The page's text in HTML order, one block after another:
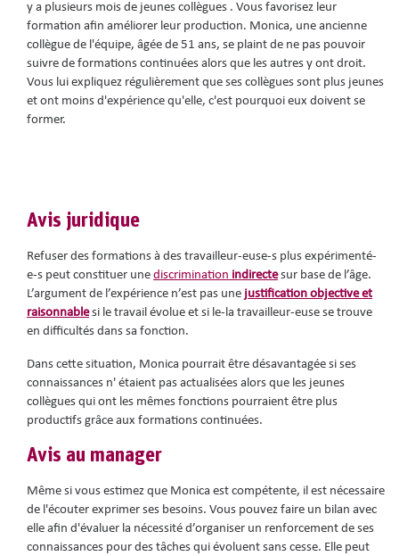
y a plusieurs mois de jeunes collègues . Vous favorisez leur
formation afin améliorer leur production. Monica, une ancienne
collègue de l'équipe, âgée de 51 ans, se plaint de ne pas pouvoir
suivre de formations continuées alors que les autres y ont droit.
Vous lui expliquez régulièrement que ses collègues sont plus jeunes
et ont moins d'expérience qu'elle, c'est pourquoi eux doivent se
former.
Avis juridique
Refuser des formations à des travailleur-euse-s plus expérimenté-
e-s peut constituer une discrimination indirectesur base de l’âge.
L’argument de l’expérience n’est pas une justification objective et
raisonnablesi le travail évolue et si le-la travailleur-euse se trouve
en difficultés dans sa fonction.
Dans cette situation, Monica pourrait être désavantagée si ses
connaissances n' étaient pas actualisées alors que les jeunes
collègues qui ont les mêmes fonctions pourraient être plus
productifs grâce aux formations continuées.
Avis au manager
Même si vous estimez que Monica est compétente, il est nécessaire
de l'écouter exprimer ses besoins. Vous pouvez faire un bilan avec
elle afin d'évaluer la nécessité d’organiser un renforcement de ses
connaissances pour des tâches qui évoluent sans cesse. Elle peut